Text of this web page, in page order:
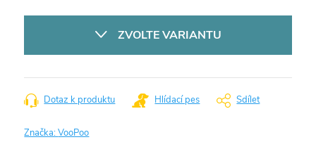
ZVOLTE VARIANTU
Dotaz k produktu Hlídací pes Sdílet
Značka:VooPoo